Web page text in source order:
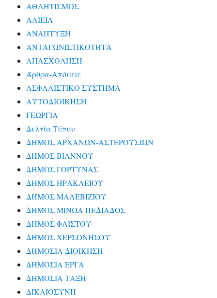
ΑΘΛΗΤΙΣΜΟΣ
ΑΛΙΕΙΑ
ΑΝΑΠΤΥΞΗ
ΑΝΤΑΓΩΝΙΣΤΙΚΟΤΗΤΑ
ΑΠΑΣΧΟΛΗΣΗ
Άρθρα-Απόψεις
ΑΣΦΑΛΙΣΤΙΚΟ ΣΥΣΤΗΜΑ
ΑΥΤΟΔΙΟΙΚΗΣΗ
ΓΕΩΡΓΙΑ
Δελτία Τύπου
ΔΗΜΟΣ ΑΡΧΑΝΩΝ-ΑΣΤΕΡΟΥΣΙΩΝ
ΔΗΜΟΣ ΒΙΑΝΝΟΥ
ΔΗΜΟΣ ΓΟΡΤΥΝΑΣ
ΔΗΜΟΣ ΗΡΑΚΛΕΙΟΥ
ΔΗΜΟΣ ΜΑΛΕΒΙΖΙΟΥ
ΔΗΜΟΣ ΜΙΝΩΑ ΠΕΔΙΑΔΟΣ
ΔΗΜΟΣ ΦΑΙΣΤΟΥ
ΔΗΜΟΣ ΧΕΡΣΟΝΗΣΟΥ
ΔΗΜΟΣΙΑ ΔΙΟΙΚΗΣΗ
ΔΗΜΟΣΙΑ ΕΡΓΑ
ΔΗΜΟΣΙΑ ΤΑΞΗ
ΔΙΚΑΙΟΣΥΝΗ